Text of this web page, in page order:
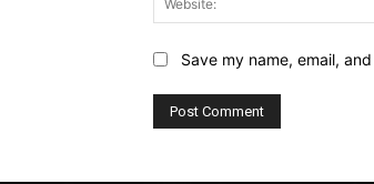
Save my name, email,